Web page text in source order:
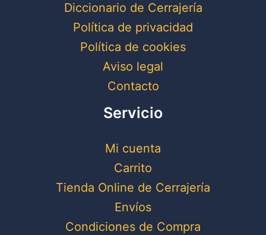
Diccionario de Cerrajería
Política de privacidad
Política de cookies
Aviso legal
Contacto
Servicio
Mi cuenta
Carrito
Tienda Online de Cerrajería
Envíos
Condiciones de Compra